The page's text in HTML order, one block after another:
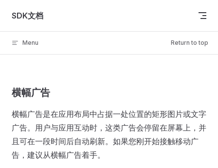
Skip to content
SDK文档
Menu Return to top
横幅广告
横幅广告是在应用布局中占据一处位置的矩形图片或文字
广告。用户与应用互动时，这类广告会停留在屏幕上，并
且可在一段时间后自动刷新。如果您刚开始接触移动广
告，建议从横幅广告着手。